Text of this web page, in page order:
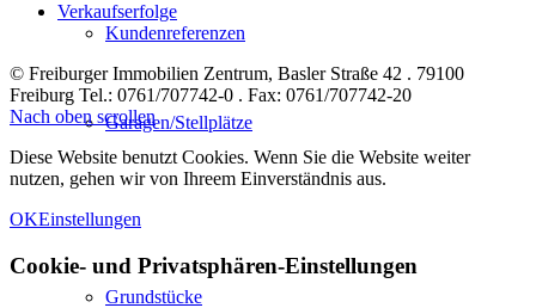
Garagen/Stellplätze
Grundstücke
Verkaufserfolge
Kundenreferenzen
© Freiburger Immobilien Zentrum, Basler Straße 42 . 79100
Freiburg Tel.: 0761/707742-0 . Fax: 0761/707742-20
Nach oben scrollen
Diese Website benutzt Cookies. Wenn Sie die Website weiter
nutzen, gehen wir von Ihreem Einverständnis aus.
OKEinstellungen
Cookie- und Privatsphären-Einstellungen